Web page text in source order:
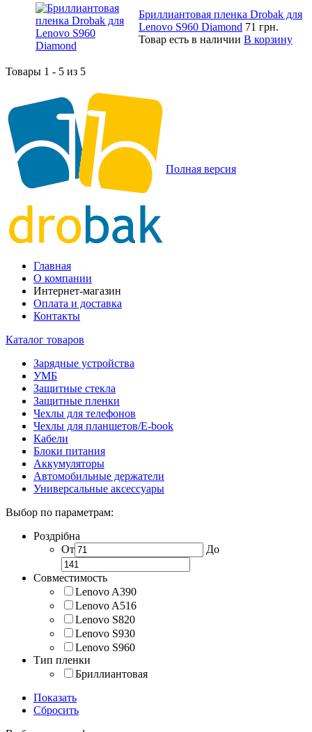
Бриллиантовая пленка Drobak для
Lenovo S960 Diamond 71 грн.
Товар есть в наличии В корзину
Товары 1 - 5 из 5
Полная версия
Главная
О компании
Интернет-магазин
Оплата и доставка
Контакты
Каталог товаров
Зарядные устройства
УМБ
Защитные стекла
Защитные пленки
Чехлы для телефонов
Чехлы для планшетов/E-book
Кабели
Блоки питания
Аккумуляторы
Автомобильные держатели
Универсальные аксессуары
Выбор по параметрам:
Роздрібна
От
До
Совместимость
Lenovo A390
Lenovo A516
Lenovo S820
Lenovo S930
Lenovo S960
Тип пленки
Бриллиантовая
Показать
Сбросить